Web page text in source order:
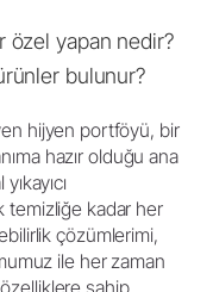
özel yapan nedir?
bulunur?
hijyen portföyü, bir
hazır olduğu ana
kadar her
çözümlerimi,
ile her zaman
sahip